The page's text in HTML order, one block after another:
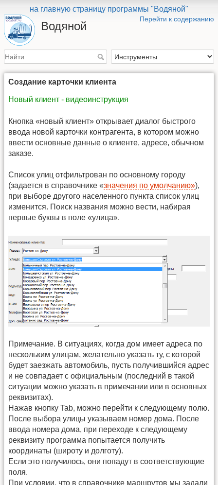
на главную страницу программы "Водяной"
Перейти к содержанию
Водяной
Создание карточки клиента
Новый клиент - видеоинструкция
Кнопка «новый клиент» открывает диалог быстрого
ввода новой карточки контрагента, в котором можно
ввести основные данные о клиенте, адресе, обычном
заказе.
Список улиц отфильтрован по основному городу
(задается в справочнике «значения по умолчанию»),
при выборе другого населенного пункта список улиц
изменится. Поиск названия можно вести, набирая
первые буквы в поле «улица».
Примечание. В ситуациях, когда дом имеет адреса по
нескольким улицам, желательно указать ту, с которой
будет заезжать автомобиль, пусть получившийся адрес
и не совпадает с официальным (последний в такой
ситуации можно указать в примечании или в основных
реквизитах).
Нажав кнопку Tab, можно перейти к следующему полю.
После выбора улицы указываем номер дома. После
ввода номера дома, при переходе к следующему
реквизиту программа попытается получить
координаты (широту и долготу).
Если это получилось, они попадут в соответствующие
поля.
При условии, что в справочнике маршрутов мы задали